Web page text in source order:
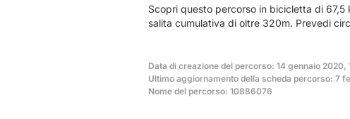
Scopri questo percorso in bicicletta di 67,5
salita cumulativa di oltre 320m. Prevedi
Data di creazione del percorso: 14 gennaio 2020,
Ultimo aggiornamento della scheda percorso: 7
Nome del percorso: 10886076